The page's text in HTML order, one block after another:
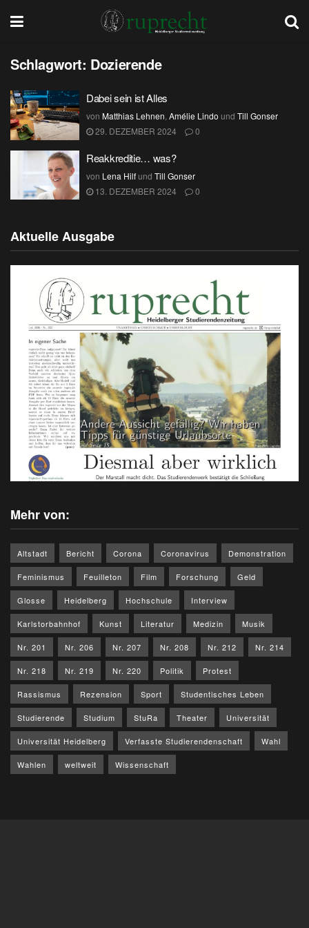
Schlagwort: Dozierende
Dabei sein ist Alles
von Matthias Lehnen, Amélie Lindo und Till Gonser
29. DEZEMBER 2024
0
Reakkreditie… was?
von Lena Hilfund Till Gonser
13. DEZEMBER 2024
0
Aktuelle Ausgabe
Mehr von:
Altstadt Bericht Corona Coronavirus Demonstration
Feminismus Feuilleton Film Forschung Geld
Glosse Heidelberg Hochschule Interview
Karlstorbahnhof Kunst Literatur Medizin Musik
Nr. 201 Nr. 206 Nr. 207 Nr. 208 Nr. 212 Nr. 214
Nr. 218 Nr. 219 Nr. 220 Politik Protest
Rassismus Rezension Sport Studentisches Leben
Studierende Studium StuRa Theater Universität
Universität Heidelberg Verfasste Studierendenschaft Wahl
Wahlen weltweit Wissenschaft